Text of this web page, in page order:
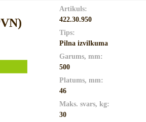
Artikuls:
422.30.950
Tips:
Pilna izvilkuma
Garums, mm:
500
Platums, mm:
46
Maks. svars, kg:
30